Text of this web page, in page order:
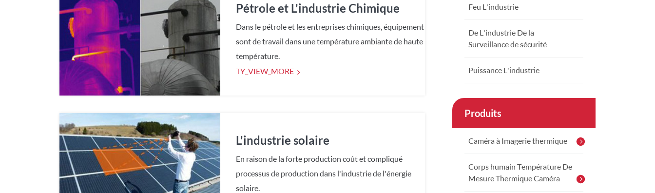
Pétrole et L'industrie Chimique
Dans le pétrole et les entreprises chimiques, équipement
sont de travail dans une température ambiante de haute
température.
TY_VIEW_MORE
L'industrie solaire
En raison de la forte production coût et compliqué
processus de production dans l'industrie de l'énergie
solaire.
Feu L'industrie
De L'industrie De la
Surveillance de sécurité
Puissance L'industrie
Produits
Caméra à Imagerie thermique
Corps humain Température De
Mesure Thermique Caméra